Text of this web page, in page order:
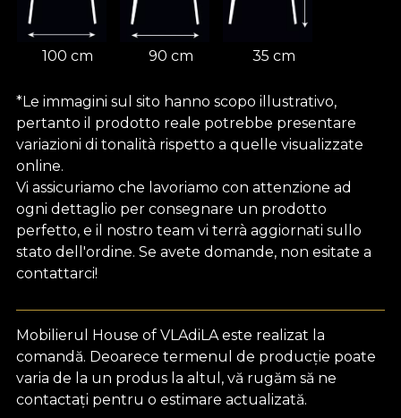
100 cm 90 cm 35 cm
*Le immagini sul sito hanno scopo illustrativo,
pertanto il prodotto reale potrebbe presentare
variazioni di tonalità rispetto a quelle visualizzate
online.
Vi assicuriamo che lavoriamo con attenzione ad
ogni dettaglio per consegnare un prodotto
perfetto, e il nostro team vi terrà aggiornati sullo
stato dell'ordine. Se avete domande, non esitate a
contattarci!
Mobilierul House of VLAdiLA este realizat la
comandă. Deoarece termenul de producție poate
varia de la un produs la altul, vă rugăm să ne
contactați pentru o estimare actualizată.